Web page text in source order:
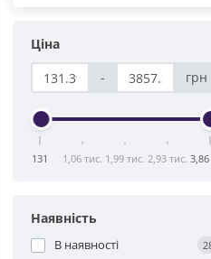
Ціна
-
грн
131 1,06 тис. 1,99 тис. 2,93 тис. 3,86
Наявність
В наявності